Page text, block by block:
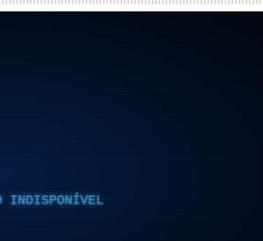
INDISPONÍVEL